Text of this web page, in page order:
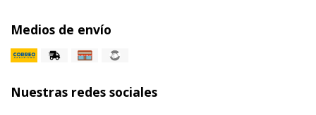
Medios de envío
Nuestras redes sociales